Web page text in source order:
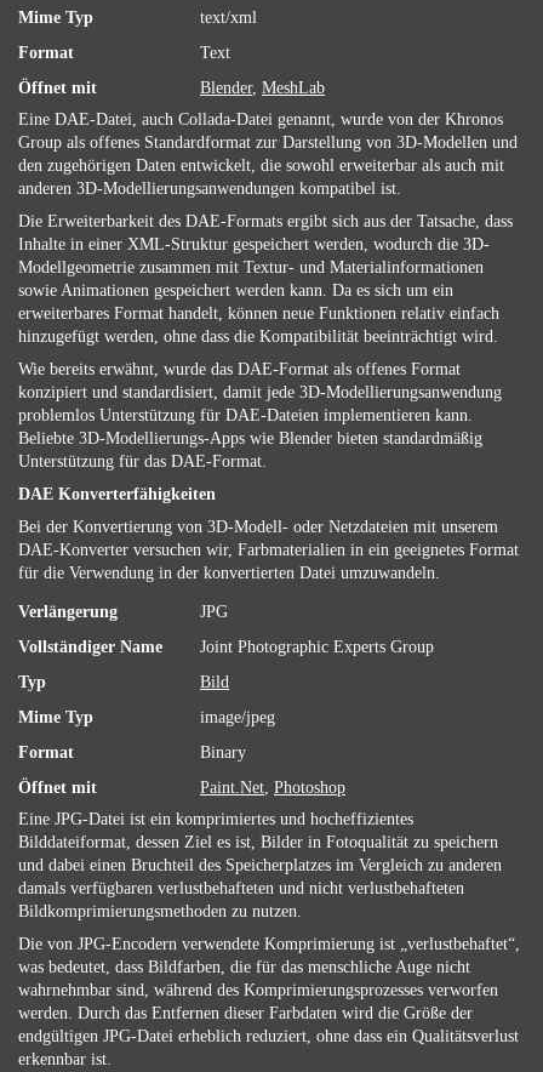
Mime Typ
text/xml
Format
Text
Öffnet mit
Blender, MeshLab
Eine DAE-Datei, auch Collada-Datei genannt, wurde von der Khronos
Group als offenes Standardformat zur Darstellung von 3D-Modellen und
den zugehörigen Daten entwickelt, die sowohl erweiterbar als auch mit
anderen 3D-Modellierungsanwendungen kompatibel ist.
Die Erweiterbarkeit des DAE-Formats ergibt sich aus der Tatsache, dass
Inhalte in einer XML-Struktur gespeichert werden, wodurch die 3D-
Modellgeometrie zusammen mit Textur- und Materialinformationen
sowie Animationen gespeichert werden kann. Da es sich um ein
erweiterbares Format handelt, können neue Funktionen relativ einfach
hinzugefügt werden, ohne dass die Kompatibilität beeinträchtigt wird.
Wie bereits erwähnt, wurde das DAE-Format als offenes Format
konzipiert und standardisiert, damit jede 3D-Modellierungsanwendung
problemlos Unterstützung für DAE-Dateien implementieren kann.
Beliebte 3D-Modellierungs-Apps wie Blender bieten standardmäßig
Unterstützung für das DAE-Format.
DAE Konverterfähigkeiten
Bei der Konvertierung von 3D-Modell- oder Netzdateien mit unserem
DAE-Konverter versuchen wir, Farbmaterialien in ein geeignetes Format
für die Verwendung in der konvertierten Datei umzuwandeln.
Verlängerung
JPG
Vollständiger Name
Joint Photographic Experts Group
Typ
Bild
Mime Typ
image/jpeg
Format
Binary
Öffnet mit
Paint.Net, Photoshop
Eine JPG-Datei ist ein komprimiertes und hocheffizientes
Bilddateiformat, dessen Ziel es ist, Bilder in Fotoqualität zu speichern
und dabei einen Bruchteil des Speicherplatzes im Vergleich zu anderen
damals verfügbaren verlustbehafteten und nicht verlustbehafteten
Bildkomprimierungsmethoden zu nutzen.
Die von JPG-Encodern verwendete Komprimierung ist „verlustbehaftet“,
was bedeutet, dass Bildfarben, die für das menschliche Auge nicht
wahrnehmbar sind, während des Komprimierungsprozesses verworfen
werden. Durch das Entfernen dieser Farbdaten wird die Größe der
endgültigen JPG-Datei erheblich reduziert, ohne dass ein Qualitätsverlust
erkennbar ist.